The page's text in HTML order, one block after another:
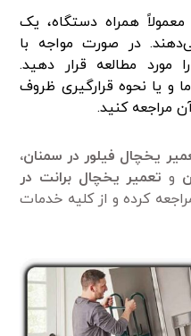
همراه دستگاه، یک
در صورت مواجه با
مورد مطالعه قرار دهید.
یا نحوه قرارگیری ظروف
مراجعه کنید.
یخچال فیلور در سمنان،
و تعمیر یخچال برانت در
کرده و از کلیه خدمات